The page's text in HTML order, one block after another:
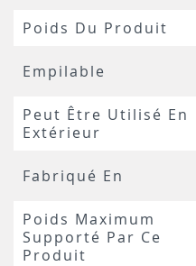
Poids Du Produit
Empilable
Peut Être Utilisé En
Extérieur
Fabriqué En
Poids Maximum
Supporté Par Ce
Produit